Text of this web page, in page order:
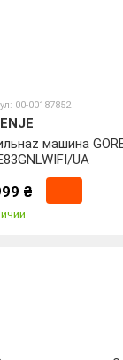
00-00187852
машина
UA
₴